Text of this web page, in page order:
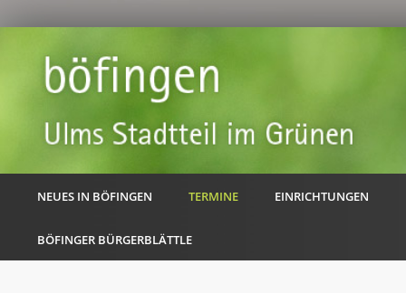
NEUES IN BÖFINGEN TERMINE EINRICHTUNGEN
BÖFINGER BÜRGERBLÄTTLE